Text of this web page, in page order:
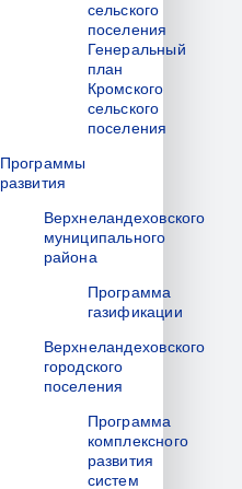
сельского
поселения
Генеральный
план
Кромского
сельского
поселения
Программы
развития
Верхнеландеховского
муниципального
района
Программа
газификации
Верхнеландеховского
городского
поселения
Программа
комплексного
развития
систем